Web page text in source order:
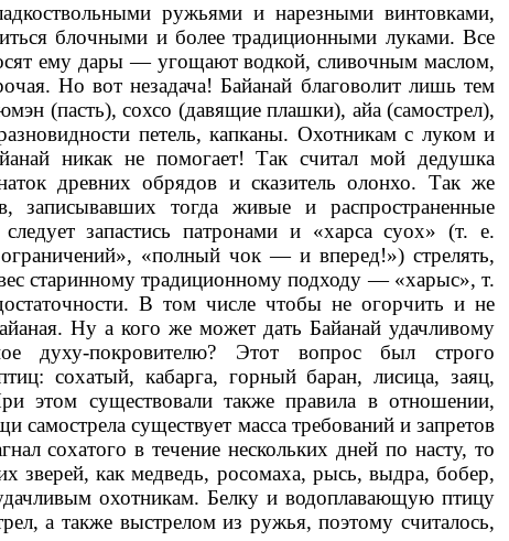
ружьями и нарезными винтовками,
блочными и более традиционными луками. Все
ему дары — угощают водкой, сливочным маслом,
Но вот незадача! Байанай благоволит лишь тем
(пасть), сохсо (давящие плашки), айа (самострел),
петель, капканы. Охотникам с луком и
никак не помогает! Так считал мой дедушка
древних обрядов и сказитель олонхо. Так же
записывавших тогда живые и распространенные
запастись патронами и «харса суох» (т. е.
«полный чок — и вперед!») стрелять,
старинному традиционному подходу — «харыс», т.
В том числе чтобы не огорчить и не
Ну а кого же может дать Байанай удачливому
духу-покровителю? Этот вопрос был строго
сохатый, кабарга, горный баран, лисица, заяц,
этом существовали также правила в отношении,
существует масса требований и запретов
сохатого в течение нескольких дней по насту, то
зверей, как медведь, росомаха, рысь, выдра, бобер,
охотникам. Белку и водоплавающую птицу
а также выстрелом из ружья, поэтому считалось,